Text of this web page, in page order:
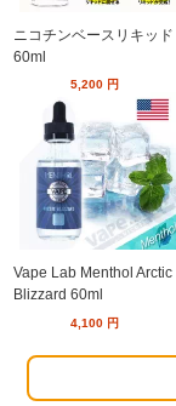
ニコチンベースリキッド
60ml
5,200 円
Vape Lab Menthol Arctic
Blizzard 60ml
4,100 円